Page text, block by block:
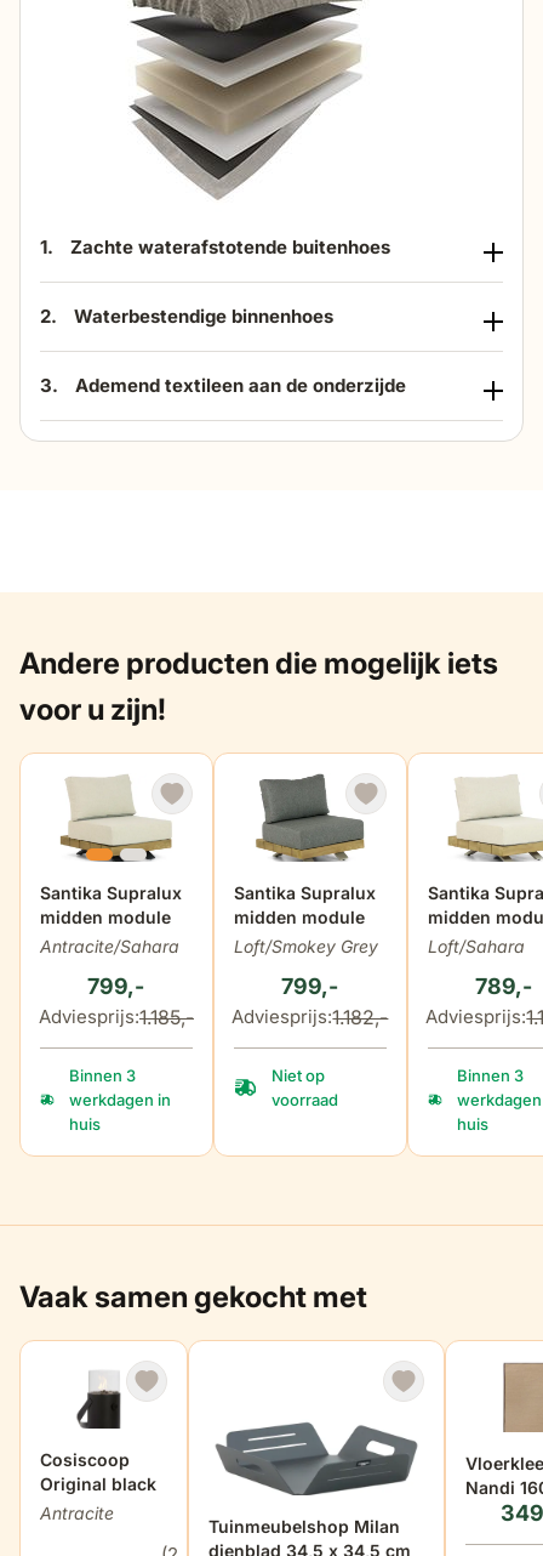
1. Zachte waterafstotende buitenhoes
2. Waterbestendige binnenhoes
3. Ademend textileen aan de onderzijde
Andere producten die mogelijk iets
voor u zijn!
Santika Supralux
midden module
Antracite/Sahara
De prijs is afhankelijk van de gekozen opties op de
799,-
Adviesprijs:1.185,-
Binnen 3
werkdagen in
huis
Santika Supralux
midden module
Loft/Smokey Grey
De prijs is afhankelijk van de
799,-
Adviesprijs:1.182,-
Niet op
voorraad
Santika
midden
Loft/Sahara
De prijs is
789,-
Adviesprijs:
Binnen 3
huis
Vaak samen gekocht met
Cosiscoop
Original black
Antracite
Tuinmeubelshop Milan
dienblad 34,5 x 34,5 cm
Nandi